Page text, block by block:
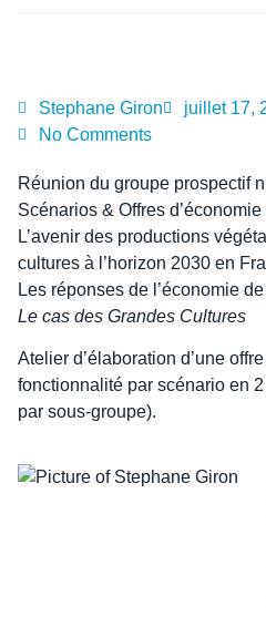
Stephane Giron juillet 17,
No Comments
Réunion du groupe prospectif
Scénarios & Offres
L’avenir des productions
cultures à l’horizon 2030 en
Les réponses de l’économie
Le cas des Grandes Cultures
Atelier d’élaboration d’une
fonctionnalité par scénario en
par sous-groupe).